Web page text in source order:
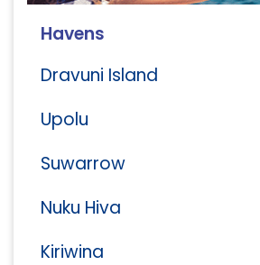
Havens
Dravuni Island
Upolu
Suwarrow
Nuku Hiva
Kiriwina